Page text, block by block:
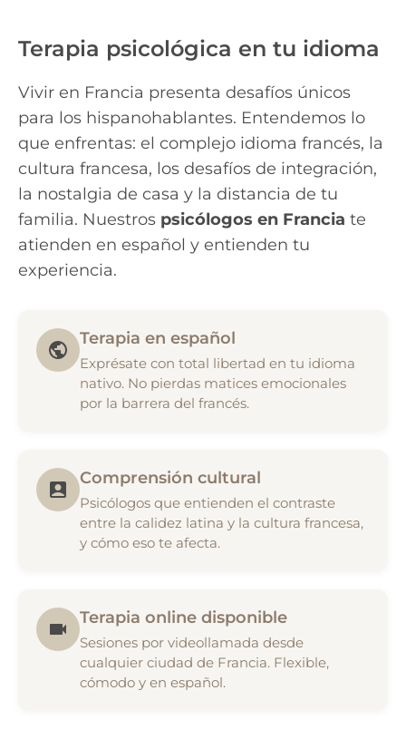
Terapia psicológica en tu idioma
Vivir en Francia presenta desafíos únicos
para los hispanohablantes. Entendemos lo
que enfrentas: el complejo idioma francés, la
cultura francesa, los desafíos de integración,
la nostalgia de casa y la distancia de tu
familia. Nuestros psicólogos en Francia te
atienden en español y entienden tu
experiencia.
Terapia en español
Exprésate con total libertad en tu idioma
nativo. No pierdas matices emocionales
por la barrera del francés.
Comprensión cultural
Psicólogos que entienden el contraste
entre la calidez latina y la cultura francesa,
y cómo eso te afecta.
Terapia online disponible
Sesiones por videollamada desde
cualquier ciudad de Francia. Flexible,
cómodo y en español.